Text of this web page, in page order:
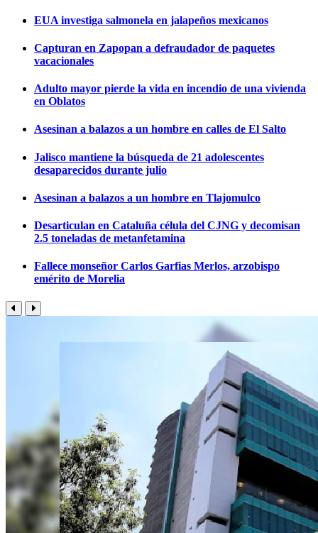
EUA investiga salmonela en jalapeños mexicanos
Capturan en Zapopan a defraudador de paquetes
vacacionales
Adulto mayor pierde la vida en incendio de una vivienda
en Oblatos
Asesinan a balazos a un hombre en calles de El Salto
Jalisco mantiene la búsqueda de 21 adolescentes
desaparecidos durante julio
Asesinan a balazos a un hombre en Tlajomulco
Desarticulan en Cataluña célula del CJNG y decomisan
2.5 toneladas de metanfetamina
Fallece monseñor Carlos Garfias Merlos, arzobispo
emérito de Morelia